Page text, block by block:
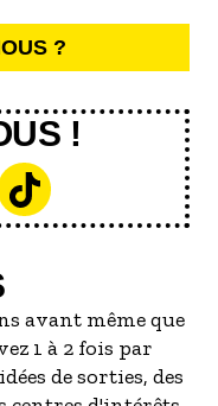
?
!
avant même que
1 à 2 fois par
de sorties, des